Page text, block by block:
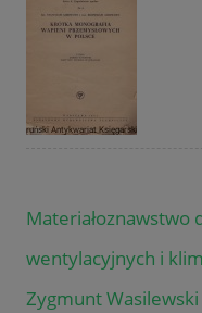
Materiałoznawstwo
wentylacyjnych i
Zygmunt Wasilewski